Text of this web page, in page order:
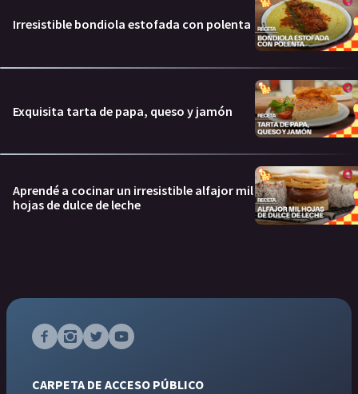
Irresistible bondiola estofada con polenta
Exquisita tarta de papa, queso y jamón
Aprendé a cocinar un irresistible alfajor mil
hojas de dulce de leche
CARPETA DE ACCESO PÚBLICO